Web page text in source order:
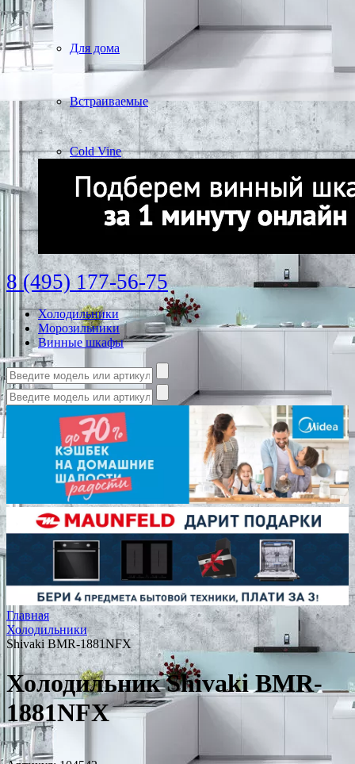
Для дома
Встраиваемые
Cold Vine
8 (495) 177-56-75
Холодильники
Морозильники
Винные шкафы
Главная
Холодильники
Shivaki BMR-1881NFХ
Холодильник Shivaki BMR-
1881NFХ